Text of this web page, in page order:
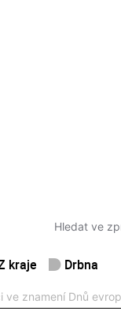
kraje Drbna
ve znamení Dnů